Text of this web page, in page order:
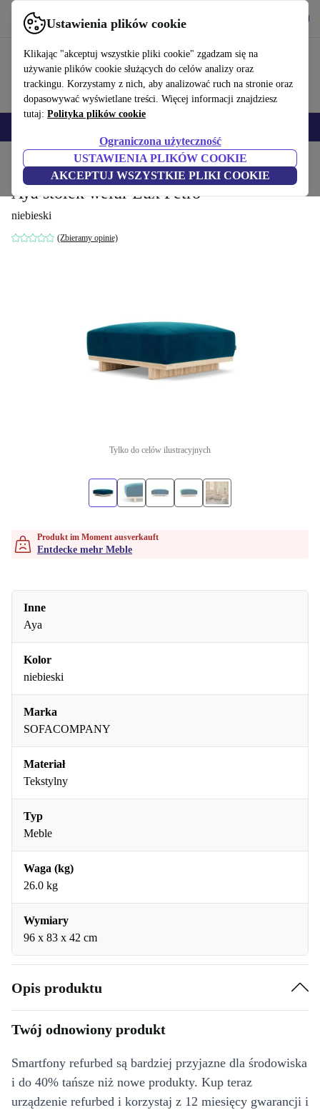
Ustawienia plików cookie
Klikając "akceptuj wszystkie pliki cookie" zgadzam się na
używanie plików cookie służących do celów analizy oraz
trackingu. Korzystamy z nich, aby analizować ruch na stronie oraz
dopasowywać wyświetlane treści. Więcej informacji znajdziesz
tutaj: Polityka plików cookie
Ograniczona użyteczność
USTAWIENIA PLIKÓW COOKIE
AKCEPTUJ WSZYSTKIE PLIKI COOKIE
Korzystaj z refurbed szybko i łatwo
Produkty Gospodarstwo domowe Meble
Aya stołek welur Lux Petro
niebieski
(Zbieramy opinie)
Tylko do celów ilustracyjnych
Produkt im Moment ausverkauft
Entdecke mehr Meble
Inne
Aya
Kolor
niebieski
Marka
SOFACOMPANY
Materiał
Tekstylny
Typ
Meble
Waga (kg)
26.0 kg
Wymiary
96 x 83 x 42 cm
Opis produktu
Twój odnowiony produkt
Smartfony refurbed są bardziej przyjazne dla środowiska
i do 40% tańsze niż nowe produkty. Kup teraz
urządzenie refurbed i korzystaj z 12 miesięcy gwarancji i